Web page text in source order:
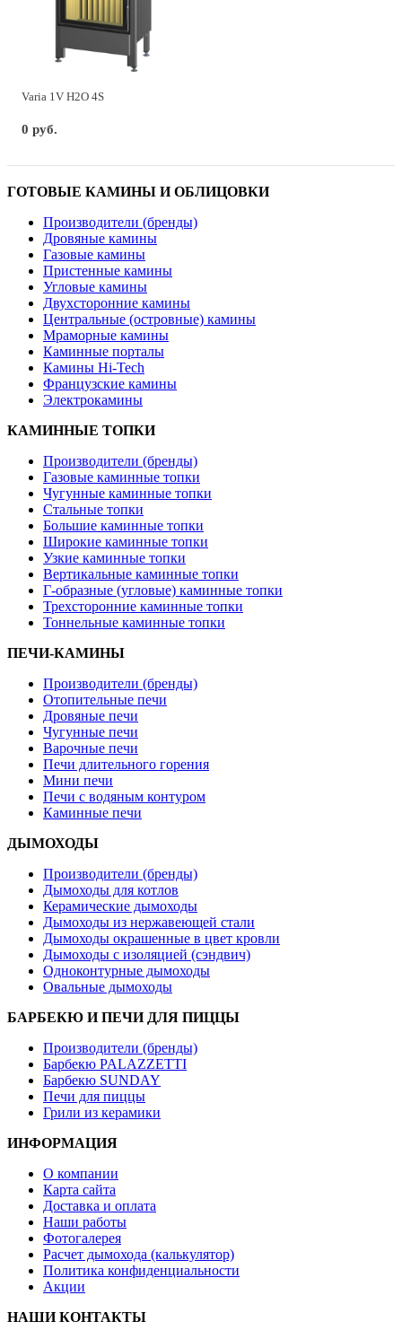
Varia 1V H2O 4S
0 руб.
ГОТОВЫЕ КАМИНЫ И ОБЛИЦОВКИ
Производители (бренды)
Дровяные камины
Газовые камины
Пристенные камины
Угловые камины
Двухсторонние камины
Центральные (островные) камины
Мраморные камины
Каминные порталы
Камины Hi-Tech
Французские камины
Электрокамины
КАМИННЫЕ ТОПКИ
Производители (бренды)
Газовые каминные топки
Чугунные каминные топки
Стальные топки
Большие каминные топки
Широкие каминные топки
Узкие каминные топки
Вертикальные каминные топки
Г-образные (угловые) каминные топки
Трехсторонние каминные топки
Тоннельные каминные топки
ПЕЧИ-КАМИНЫ
Производители (бренды)
Отопительные печи
Дровяные печи
Чугунные печи
Варочные печи
Печи длительного горения
Мини печи
Печи с водяным контуром
Каминные печи
ДЫМОХОДЫ
Производители (бренды)
Дымоходы для котлов
Керамические дымоходы
Дымоходы из нержавеющей стали
Дымоходы окрашенные в цвет кровли
Дымоходы с изоляцией (сэндвич)
Одноконтурные дымоходы
Овальные дымоходы
БАРБЕКЮ И ПЕЧИ ДЛЯ ПИЦЦЫ
Производители (бренды)
Барбекю PALAZZETTI
Барбекю SUNDAY
Печи для пиццы
Грили из керамики
ИНФОРМАЦИЯ
О компании
Карта сайта
Доставка и оплата
Наши работы
Фотогалерея
Расчет дымохода (калькулятор)
Политика конфиденциальности
Акции
НАШИ КОНТАКТЫ